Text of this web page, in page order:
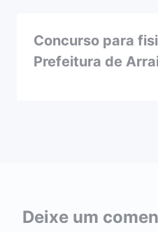
Concurso para
Prefeitura de
Deixe um